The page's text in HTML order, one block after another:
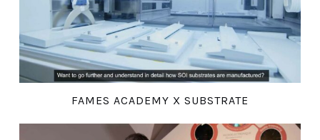
FAMES ACADEMY X SUBSTRATE